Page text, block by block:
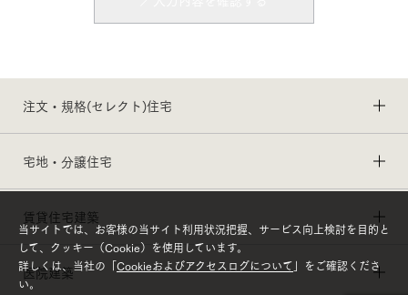
注文・規格(セレクト)住宅
宅地・分譲住宅
賃貸住宅建築
医院建築
当サイトでは、お客様の当サイト利用状況把握、サービス向上検討を目的と
して、クッキー（Cookie）を使用しています。
詳しくは、当社の「Cookieおよびアクセスログについて 」をご確認くださ
い。